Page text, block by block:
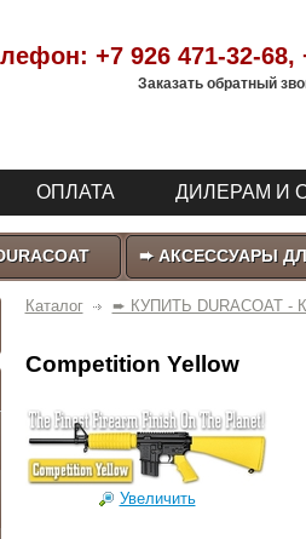
+7 926 471-32-68,
Заказать обратный
ОПЛАТА ДИЛЕРАМ И
➨ АКСЕССУАРЫ
Каталог ➨ КУПИТЬ DURACOAT -
Competition Yellow
Увеличить